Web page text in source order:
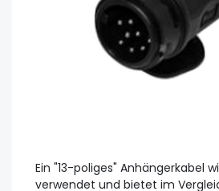
Ein "13-poliges" Anhängerkabel
verwendet und bietet im